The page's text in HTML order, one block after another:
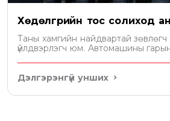
Хөдөлгүүрийн тос солиход
Таны хамгийн найдвартай
үйлдвэрлэгч юм. Автомашины
Дэлгэрэнгүй унших